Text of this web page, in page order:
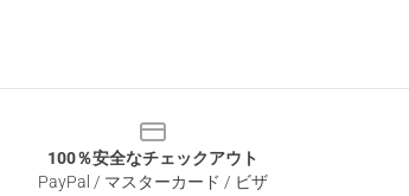
100％安全なチェックアウト
PayPal / マスターカード / ビザ